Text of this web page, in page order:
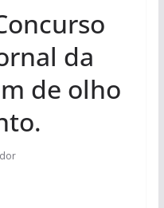
da
de olho